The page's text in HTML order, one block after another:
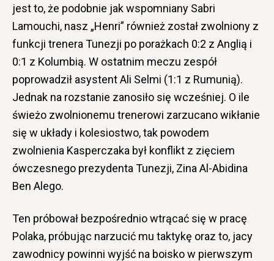
jest to, że podobnie jak wspomniany Sabri
Lamouchi, nasz „Henri” również został zwolniony z
funkcji trenera Tunezji po porażkach 0:2 z Anglią i
0:1 z Kolumbią. W ostatnim meczu zespół
poprowadził asystent Ali Selmi (1:1 z Rumunią).
Jednak na rozstanie zanosiło się wcześniej. O ile
świeżo zwolnionemu trenerowi zarzucano wikłanie
się w układy i kolesiostwo, tak powodem
zwolnienia Kasperczaka był konflikt z zięciem
ówczesnego prezydenta Tunezji, Zina Al-Abidina
Ben Alego.
Ten próbował bezpośrednio wtrącać się w pracę
Polaka, próbując narzucić mu taktykę oraz to, jacy
zawodnicy powinni wyjść na boisko w pierwszym